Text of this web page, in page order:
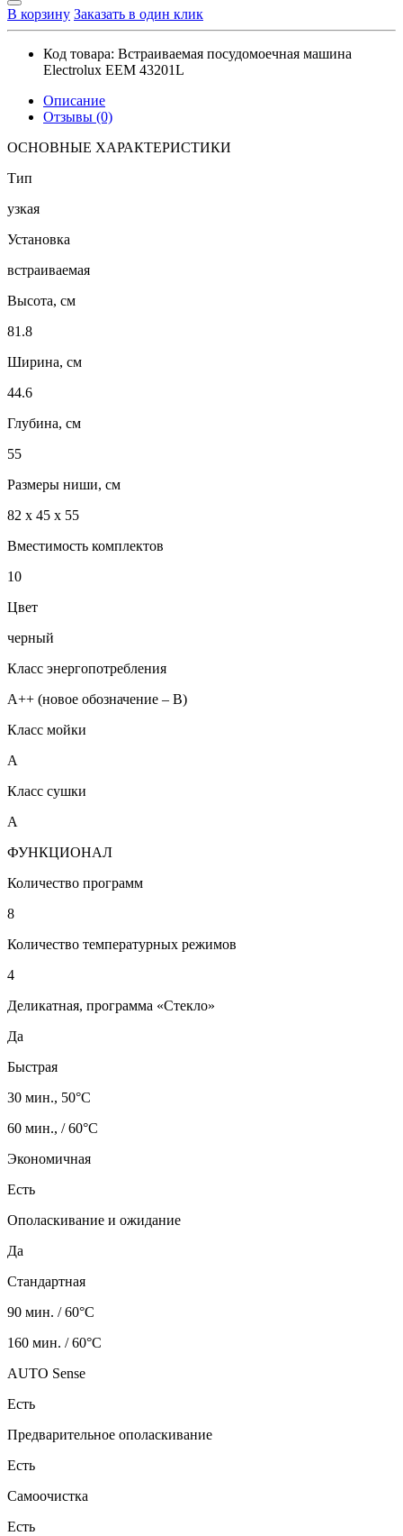
В корзину Заказать в один клик
Код товара: Встраиваемая посудомоечная машина
Electrolux EEM 43201L
Описание
Отзывы (0)
ОСНОВНЫЕ ХАРАКТЕРИСТИКИ
Тип
узкая
Установка
встраиваемая
Высота, см
81.8
Ширина, см
44.6
Глубина, см
55
Размеры ниши, см
82 х 45 х 55
Вместимость комплектов
10
Цвет
черный
Класс энергопотребления
A++ (новое обозначение – B)
Класс мойки
A
Класс сушки
A
ФУНКЦИОНАЛ
Количество программ
8
Количество температурных режимов
4
Деликатная, программа «Стекло»
Да
Быстрая
30 мин., 50°C
60 мин., / 60°C
Экономичная
Есть
Ополаскивание и ожидание
Да
Стандартная
90 мин. / 60°C
160 мин. / 60°C
AUTO Sense
Есть
Предварительное ополаскивание
Есть
Самоочистка
Есть